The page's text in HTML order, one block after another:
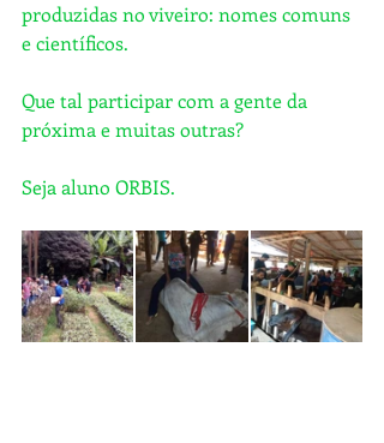
produzidas no viveiro: nomes comuns
e científicos.
Que tal participar com a gente da
próxima e muitas outras?
Seja aluno ORBIS.